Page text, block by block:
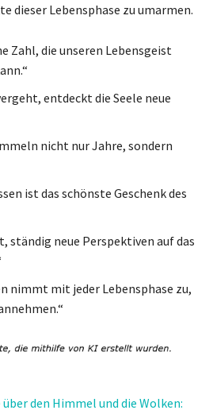
dieser Lebensphase zu umarmen.
Zahl, die unseren Lebensgeist
entdeckt die Seele neue
nicht nur Jahre, sondern
ist das schönste Geschenk des
ständig neue Perspektiven auf das
nimmt mit jeder Lebensphase zu,
den Himmel und die Wolken: